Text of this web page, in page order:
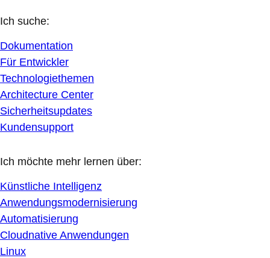
Ich suche:
Dokumentation
Für Entwickler
Technologiethemen
Architecture Center
Sicherheitsupdates
Kundensupport
Ich möchte mehr lernen über:
Künstliche Intelligenz
Anwendungsmodernisierung
Automatisierung
Cloudnative Anwendungen
Linux